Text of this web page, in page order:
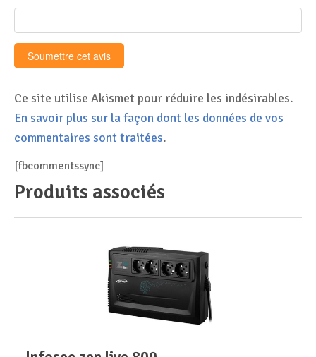
Ce site utilise Akismet pour réduire les indésirables.
En savoir plus sur la façon dont les données de vos
commentaires sont traitées.
[fbcommentssync]
Produits associés